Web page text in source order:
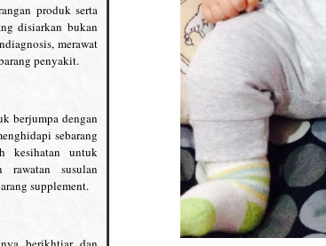
produk serta
disiarkan bukan
merawat
penyakit.
berjumpa dengan
sebarang
kesihatan untuk
rawatan susulan
supplement.